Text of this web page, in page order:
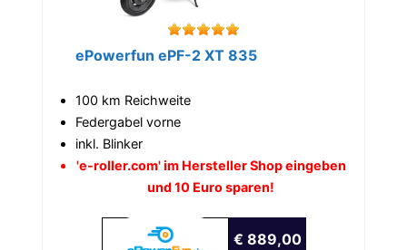
ePowerfun ePF-2 XT 835
100 km Reichweite
Federgabel vorne
inkl. Blinker
'e-roller.com' im Hersteller Shop eingeben
und 10 Euro sparen!
€ 889,00